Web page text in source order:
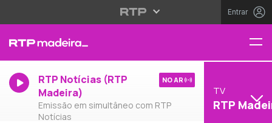
Entrar
RTP Notícias (RTP
Madeira)
Emissão em simultâneo com RTP
Notícias
NO AR
TV
RTP